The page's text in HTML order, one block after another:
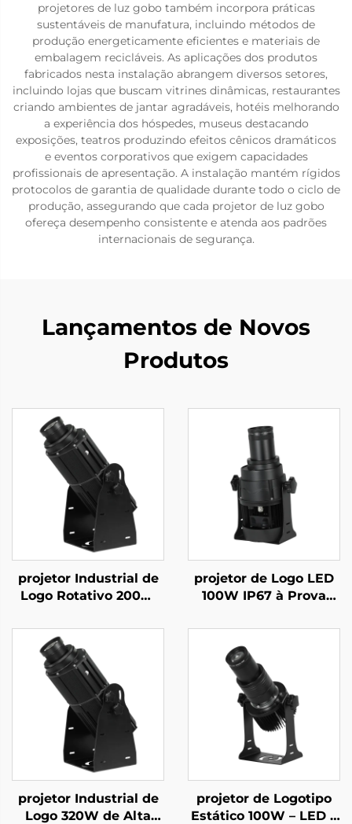
projetores de luz gobo também incorpora práticas
sustentáveis de manufatura, incluindo métodos de
produção energeticamente eficientes e materiais de
embalagem recicláveis. As aplicações dos produtos
fabricados nesta instalação abrangem diversos setores,
incluindo lojas que buscam vitrines dinâmicas, restaurantes
criando ambientes de jantar agradáveis, hotéis melhorando
a experiência dos hóspedes, museus destacando
exposições, teatros produzindo efeitos cênicos dramáticos
e eventos corporativos que exigem capacidades
profissionais de apresentação. A instalação mantém rígidos
protocolos de garantia de qualidade durante todo o ciclo de
produção, assegurando que cada projetor de luz gobo
ofereça desempenho consistente e atenda aos padrões
internacionais de segurança.
Lançamentos de Novos
Produtos
projetor Industrial de
Logo Rotativo 200W
Gobo para Segurança
em Fábrica e Aviso de
Passagem
projetor de Logo LED
100W IP67 à Prova
Rotativa para
Branding Externo
Grande e Projeção em
Edifícios
projetor Industrial de
Logo 320W de Alta
projetor de Logotipo
Estático 100W – LED à